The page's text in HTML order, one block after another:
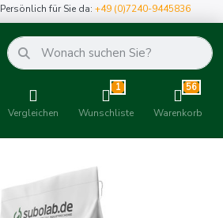
Persönlich für Sie da:+49 (0)7240-9445836
Vergleichen
1
Wunschliste
56
Warenkorb